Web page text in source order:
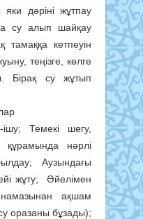
дәріні жұтпау
су алып шайқау
тамаққа кетпеуін
теңізге, көлге
Бірақ су жұтып
Темекі шегу,
нәрлі
Аузындағы
жұту; Әйелімен
ақшам
оразаны бұзады);